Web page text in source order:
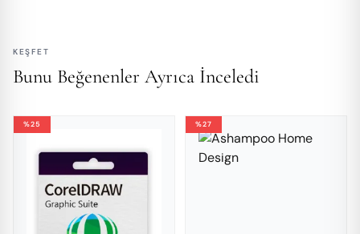
KEŞFET
Bunu Beğenenler Ayrıca İnceledi
%25 %27